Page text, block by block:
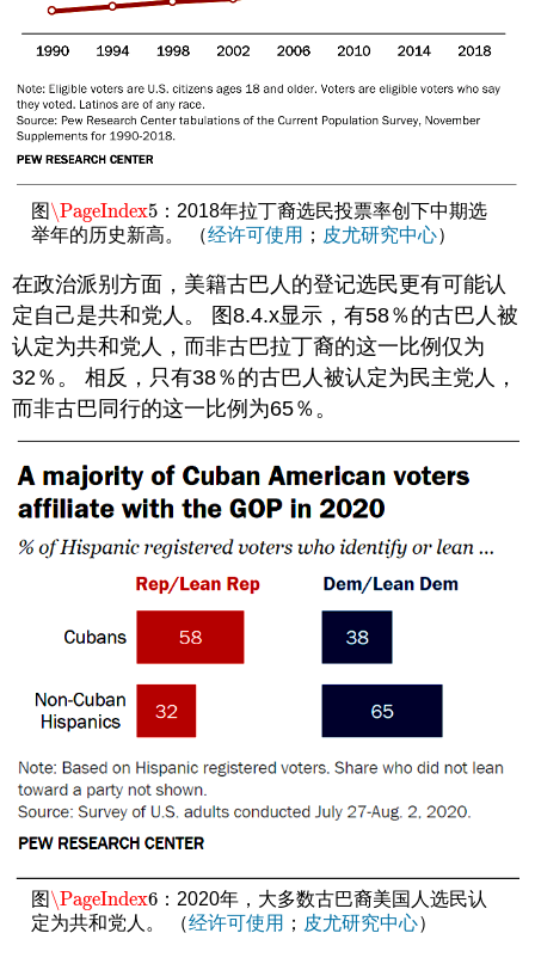
图\PageIndex5
\PageIndex5 ：2018年拉丁裔选民投票率创下中期选
举年的历史新高。 （经许可使用 ； 皮尤研究中心）
在政治派别方面，美籍古巴人的登记选民更有可能认
定自己是共和党人。 图8.4.x显示，有58％的古巴人被
认定为共和党人，而非古巴拉丁裔的这一比例仅为
32％。 相反，只有38％的古巴人被认定为民主党人，
而非古巴同行的这一比例为65％。
图\PageIndex6
\PageIndex6 ：2020年，大多数古巴裔美国人选民认
定为共和党人。 （经许可使用 ； 皮尤研究中心）